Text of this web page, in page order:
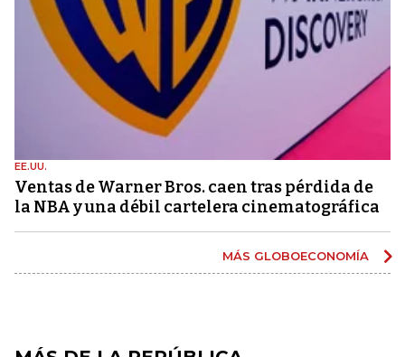
EE.UU.
Ventas de Warner Bros. caen tras pérdida de
la NBA y una débil cartelera cinematográfica
MÁS GLOBOECONOMÍA